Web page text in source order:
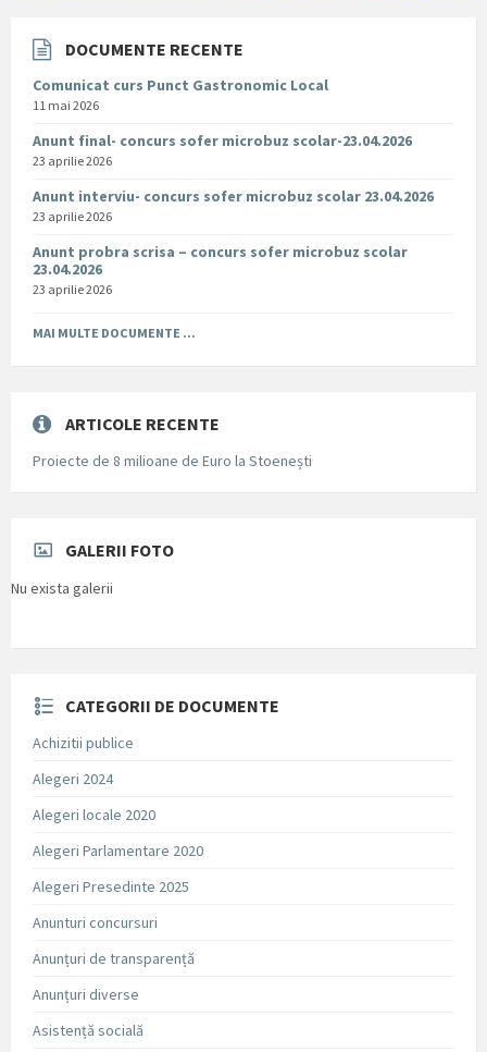
DOCUMENTE RECENTE
Comunicat curs Punct Gastronomic Local
11 mai 2026
Anunt final- concurs sofer microbuz scolar-23.04.2026
23 aprilie 2026
Anunt interviu- concurs sofer microbuz scolar 23.04.2026
23 aprilie 2026
Anunt probra scrisa – concurs sofer microbuz scolar
23.04.2026
23 aprilie 2026
MAI MULTE DOCUMENTE ...
ARTICOLE RECENTE
Proiecte de 8 milioane de Euro la Stoenești
GALERII FOTO
Nu exista galerii
CATEGORII DE DOCUMENTE
Achizitii publice
Alegeri 2024
Alegeri locale 2020
Alegeri Parlamentare 2020
Alegeri Presedinte 2025
Anunturi concursuri
Anunțuri de transparență
Anunțuri diverse
Asistență socială